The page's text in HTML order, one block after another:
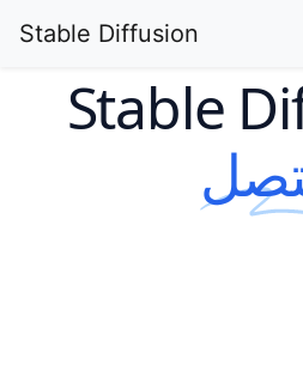
Stable Diffusion
Stable